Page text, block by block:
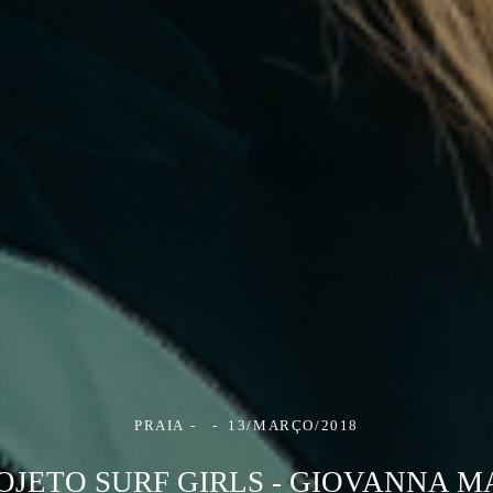
PRAIA 13/MARÇO/2018
SURF GIRLS - GIOVANNA